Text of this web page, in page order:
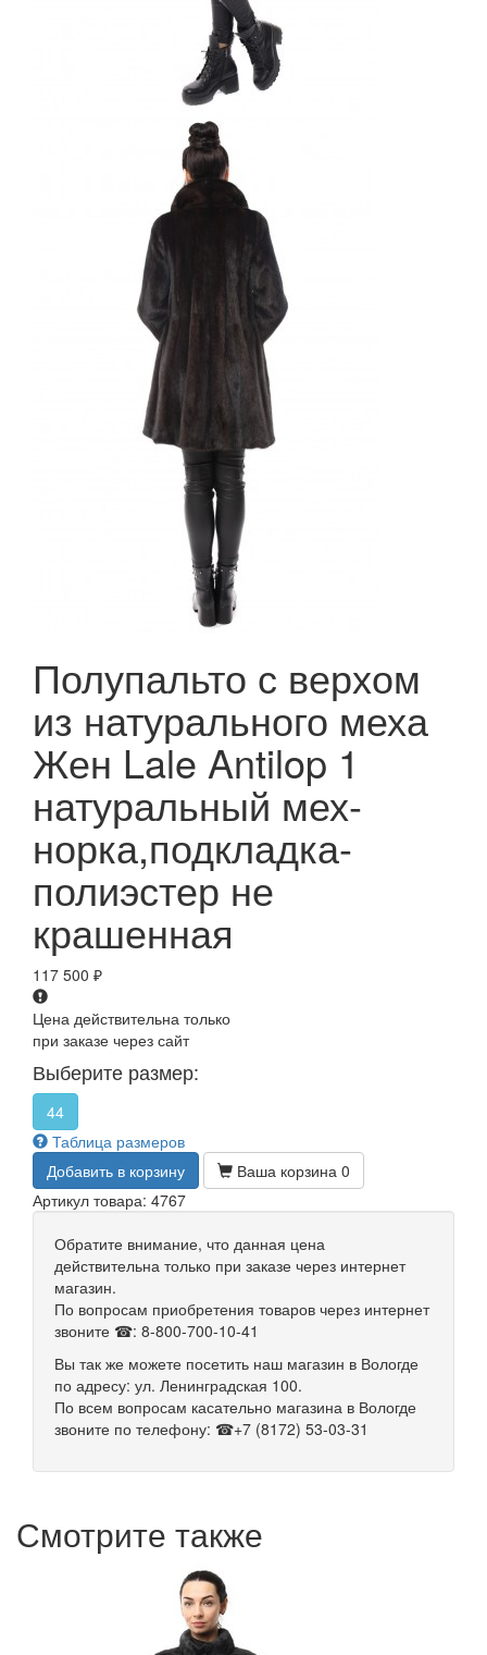
Полупальто с верхом
из натурального меха
Жен Lale Antilop 1
натуральный мех-
норка,подкладка-
полиэстер не
крашенная
117 500 ₽
Цена действительна только
при заказе через сайт
Выберите размер:
44
Таблица размеров
Добавить в корзину
Ваша корзина 0
Артикул товара: 4767
Обратите внимание, что данная цена
действительна только при заказе через интернет
магазин.
По вопросам приобретения товаров через интернет
звоните ☎: 8-800-700-10-41
Вы так же можете посетить наш магазин в Вологде
по адресу: ул. Ленинградская 100.
По всем вопросам касательно магазина в Вологде
звоните по телефону: ☎+7 (8172) 53-03-31
Смотрите также